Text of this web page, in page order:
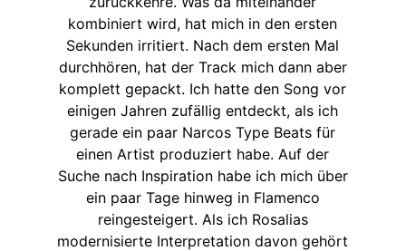
kombiniert wird, hat mich in den ersten
Sekunden irritiert. Nach dem ersten Mal
durchhören, hat der Track mich dann aber
komplett gepackt. Ich hatte den Song vor
einigen Jahren zufällig entdeckt, als ich
gerade ein paar Narcos Type Beats für
einen Artist produziert habe. Auf der
Suche nach Inspiration habe ich mich über
ein paar Tage hinweg in Flamenco
reingesteigert. Als ich Rosalias
modernisierte Interpretation davon gehört